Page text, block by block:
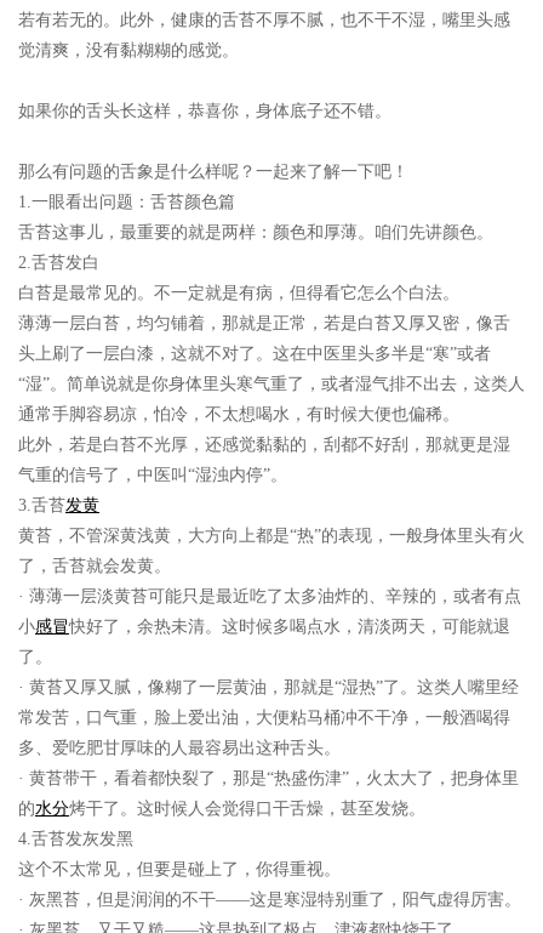
若有若无的。此外，健康的舌苔不厚不腻，也不干不湿，嘴里头感
觉清爽，没有黏糊糊的感觉。
如果你的舌头长这样，恭喜你，身体底子还不错。
那么有问题的舌象是什么样呢？一起来了解一下吧！
1.一眼看出问题：舌苔颜色篇
舌苔这事儿，最重要的就是两样：颜色和厚薄。咱们先讲颜色。
2.舌苔发白
白苔是最常见的。不一定就是有病，但得看它怎么个白法。
薄薄一层白苔，均匀铺着，那就是正常，若是白苔又厚又密，像舌
头上刷了一层白漆，这就不对了。这在中医里头多半是“寒”或者
“湿”。简单说就是你身体里头寒气重了，或者湿气排不出去，这类人
通常手脚容易凉，怕冷，不太想喝水，有时候大便也偏稀。
此外，若是白苔不光厚，还感觉黏黏的，刮都不好刮，那就更是湿
气重的信号了，中医叫“湿浊内停”。
3.舌苔发黄
黄苔，不管深黄浅黄，大方向上都是“热”的表现，一般身体里头有火
了，舌苔就会发黄。
· 薄薄一层淡黄苔可能只是最近吃了太多油炸的、辛辣的，或者有点
小感冒快好了，余热未清。这时候多喝点水，清淡两天，可能就退
了。
· 黄苔又厚又腻，像糊了一层黄油，那就是“湿热”了。这类人嘴里经
常发苦，口气重，脸上爱出油，大便粘马桶冲不干净，一般酒喝得
多、爱吃肥甘厚味的人最容易出这种舌头。
· 黄苔带干，看着都快裂了，那是“热盛伤津”，火太大了，把身体里
的水分烤干了。这时候人会觉得口干舌燥，甚至发烧。
4.舌苔发灰发黑
这个不太常见，但要是碰上了，你得重视。
· 灰黑苔，但是润润的不干——这是寒湿特别重了，阳气虚得厉害。